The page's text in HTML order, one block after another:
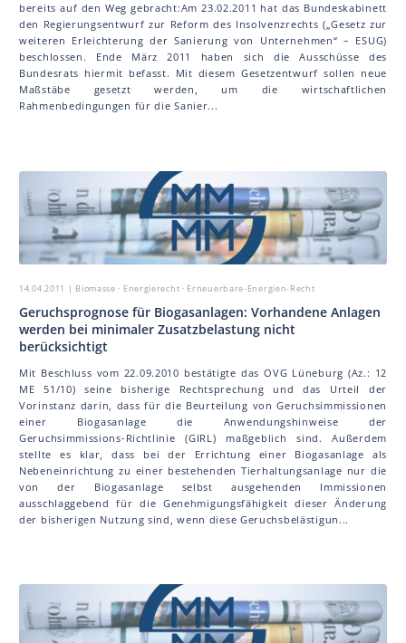
bereits auf den Weg gebracht:Am 23.02.2011 hat das Bundeskabinett
den Regierungsentwurf zur Reform des Insolvenzrechts („Gesetz zur
weiteren Erleichterung der Sanierung von Unternehmen“ – ESUG)
beschlossen. Ende März 2011 haben sich die Ausschüsse des
Bundesrats hiermit befasst. Mit diesem Gesetzentwurf sollen neue
Maßstäbe gesetzt werden, um die wirtschaftlichen
Rahmenbedingungen für die Sanier...
14.04.2011 | Biomasse · Energierecht · Erneuerbare-Energien-Recht
Geruchsprognose für Biogasanlagen: Vorhandene Anlagen
werden bei minimaler Zusatzbelastung nicht
berücksichtigt
Mit Beschluss vom 22.09.2010 bestätigte das OVG Lüneburg (Az.: 12
ME 51/10) seine bisherige Rechtsprechung und das Urteil der
Vorinstanz darin, dass für die Beurteilung von Geruchsimmissionen
einer Biogasanlage die Anwendungshinweise der
Geruchsimmissions-Richtlinie (GIRL) maßgeblich sind. Außerdem
stellte es klar, dass bei der Errichtung einer Biogasanlage als
Nebeneinrichtung zu einer bestehenden Tierhaltungsanlage nur die
von der Biogasanlage selbst ausgehenden Immissionen
ausschlaggebend für die Genehmigungsfähigkeit dieser Änderung
der bisherigen Nutzung sind, wenn diese Geruchsbelästigun...